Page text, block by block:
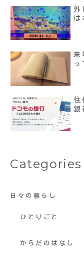
外
は
来
っ
住
銀
Categories
日々の暮らし
ひとりごと
からだのはなし